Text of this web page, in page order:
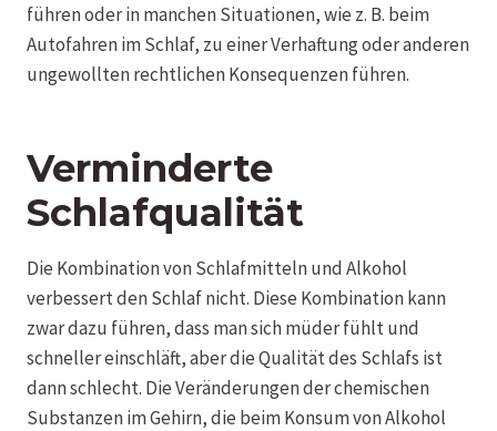
führen oder in manchen Situationen, wie z. B. beim
Autofahren im Schlaf, zu einer Verhaftung oder anderen
ungewollten rechtlichen Konsequenzen führen.
Verminderte
Schlafqualität
Die Kombination von Schlafmitteln und Alkohol
verbessert den Schlaf nicht. Diese Kombination kann
zwar dazu führen, dass man sich müder fühlt und
schneller einschläft, aber die Qualität des Schlafs ist
dann schlecht. Die Veränderungen der chemischen
Substanzen im Gehirn, die beim Konsum von Alkohol